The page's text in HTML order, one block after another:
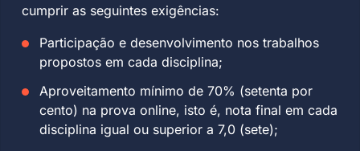
cumprir as seguintes exigências:
Participação e desenvolvimento nos trabalhos
propostos em cada disciplina;
Aproveitamento mínimo de 70% (setenta por
cento) na prova online, isto é, nota final em cada
disciplina igual ou superior a 7,0 (sete);